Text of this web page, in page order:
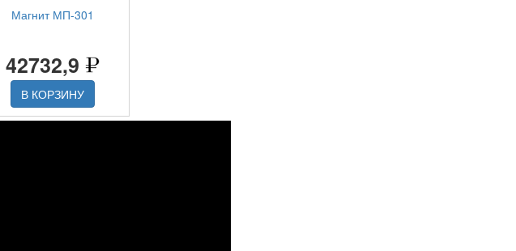
Магнит МП-301
42732,9
В КОРЗИНУ